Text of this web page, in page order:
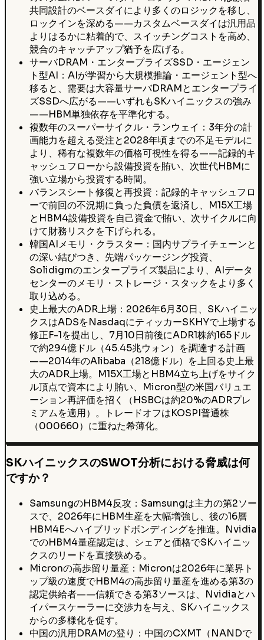
共同設計のベースダイにより多くのロジックを移し、
ロックインを深める——カスタムベースダイは汎用品
よりはるかに粘着的で、スイッチングコストを高め、
競合のキャッチアップ猶予を広げる。
サーバDRAM・エンタープライズSSD・エージェン
ト型AI：AIが学習から大規模推論・エージェント型へ
移ると、需要は大容量サーバDRAMとエンタープライ
ズSSDへ広がる——いずれもSKハイニックスの強み
——HBM単独依存を平準化する。
複数年のスーパーサイクル・ランウェイ：3年分の計
画能力を超える受注と2028年頃までの不足モデルに
より、稀有な複数年の価格可視性を得る——記録的キ
ャッシュフローから設備投資を賄い、次世代HBMに
強い立場から投資する時間。
バランスシート修復と再投資：記録的キャッシュフロ
ーで前回の不況期に負った負債を返済し、M15X工場
とHBM4設備投資を自己資金で賄い、次サイクルに向
けて財務リスクを下げられる。
韓国AIメモリ・クラスター：国内サプライチェーンと
の深い結びつき、先端パッケージング投資、
Solidigmのエンタープライズ製品により、AIデータ
センターのメモリ・ストレージ・スタックをより多く
取り込める。
史上最大のADR上場：2026年6月30日、SKハイニッ
クスはADSをNasdaqにティッカーSKHYで上場する
修正F-1を提出し、7月10日前後にADR1株約165ドル
で約294億ドル（45.45兆ウォン）を調達する計画
——2014年のAlibaba（218億ドル）を上回る史上最
大のADR上場。M15X工場とHBM4立ち上げをサイク
ル頂点で資本により賄い、Micron型の米国バリュエ
ーション再評価を招く（HSBCは約20%のADRプレ
ミアムを適用）。トレードオフはKOSPI普通株
（000660）に重ねた希薄化。
SKハイニックスのSWOT分析における脅威は何
ですか？
SamsungのHBM4反攻：Samsungは主力の第2ソー
スで、2026年にHBM生産を大幅増強し、後の16層
HBM4Eへハイブリッドボンディングを推進。Nvidia
でのHBM4量産認定は、シェアと価格でSKハイニッ
クスのリードを直接狭める。
Micronの高歩留り量産：Micronは2026年に業界ト
ップ級の速度でHBM4の高歩留り量産を進める第3の
認定供給者——信頼できる第3ソースは、Nvidiaとハ
イパースケーラーに交渉力を与え、SKハイニックス
からの多様化を促す。
中国の汎用DRAMの登り：中国のCXMT（NANDで